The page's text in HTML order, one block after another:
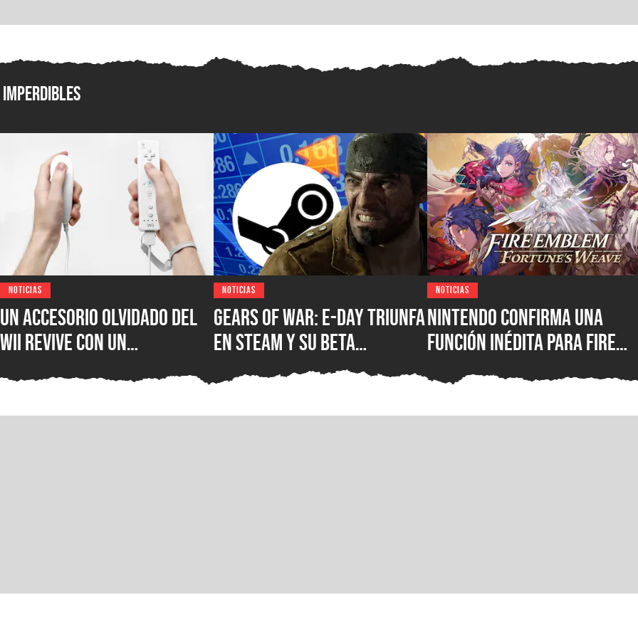
Imperdibles
NOTICIAS
Un accesorio olvidado del
Wii revive con un
sorprendiendo a creadores
de contenido
NOTICIAS
Gears of War: E-Day triunfa
en Steam y su Beta
multijugador ya rompió el
récord histórico de
jugadores de la franquicia
NOTICIAS
Nintendo confirma una
función inédita para Fire
que cambiará la forma de
jugar